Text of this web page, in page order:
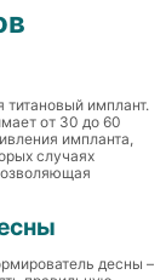
титановый имплант.
от 30 до 60
импланта,
случаях
десны –